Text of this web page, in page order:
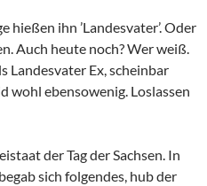
ihn ’Landesvater’. Oder
Auch heute noch? Wer weiß.
Landesvater Ex, scheinbar
wohl ebensowenig. Loslassen
der Tag der Sachsen. In
sich folgendes, hub der